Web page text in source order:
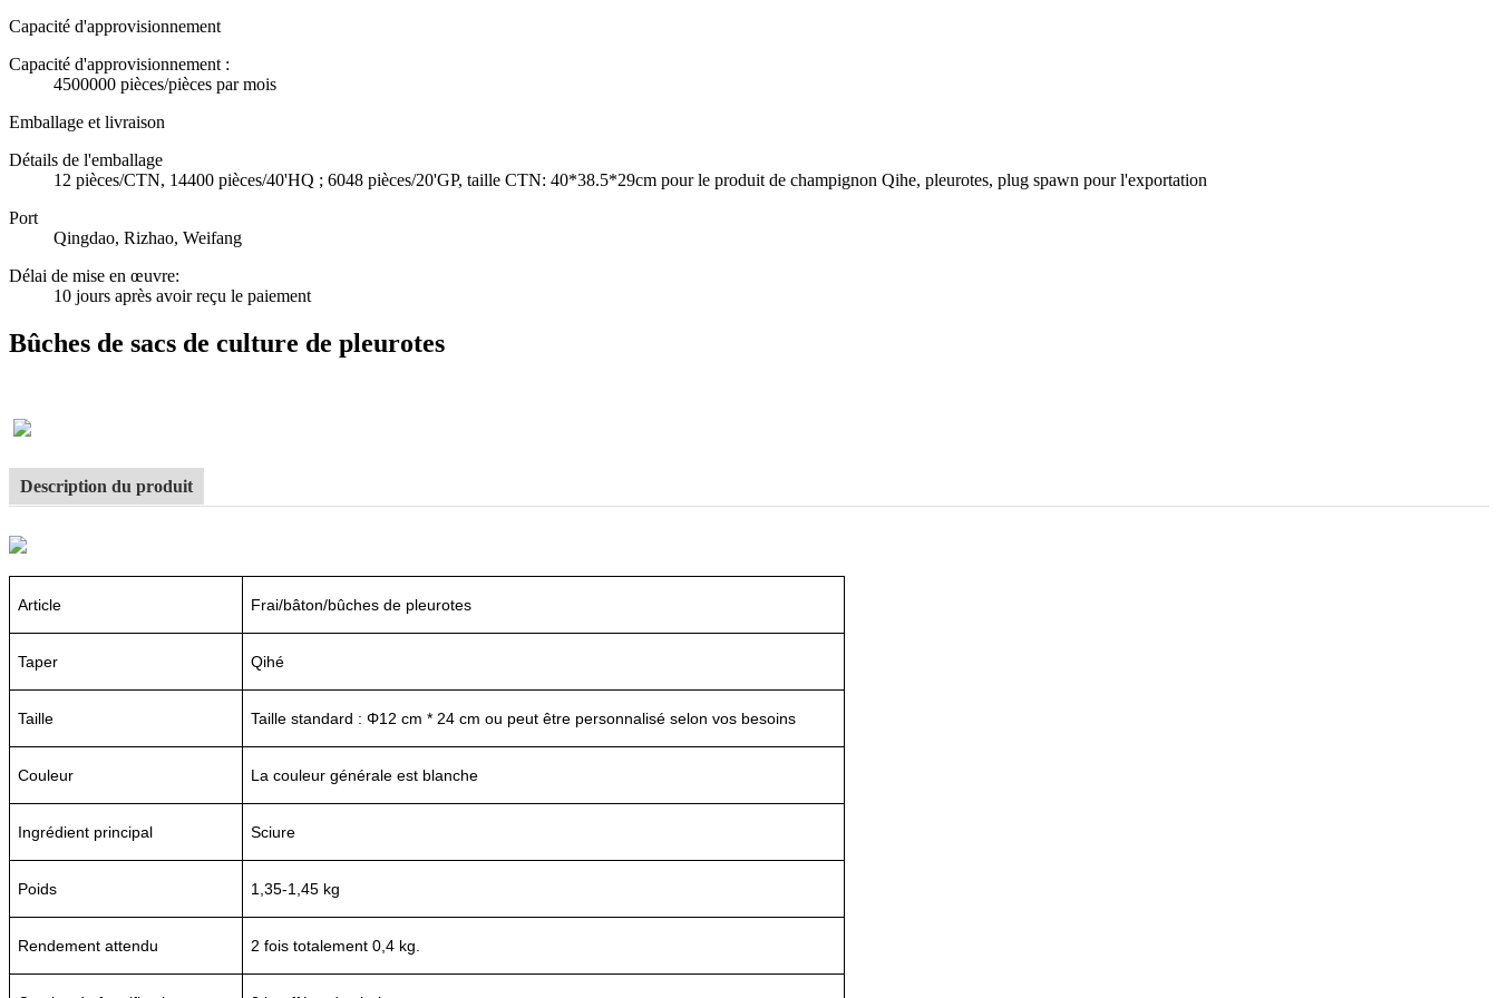
Capacité d'approvisionnement
Capacité d'approvisionnement :
4500000 pièces/pièces par mois
Emballage et livraison
Détails de l'emballage
12 pièces/CTN, 14400 pièces/40'HQ ; 6048 pièces/20'GP, taille CTN: 40*38.5*29cm pour le produit de champignon Qihe, pleurotes, plug spawn pour l'exportation
Port
Qingdao, Rizhao, Weifang
Délai de mise en œuvre:
10 jours après avoir reçu le paiement
Bûches de sacs de culture de pleurotes
Description du produit
Article Frai/bâton/bûches de pleurotes
Taper Qihé
Taille Taille standard : Φ12 cm * 24 cm ou peut être personnalisé selon vos besoins
Couleur La couleur générale est blanche
Ingrédient principal Sciure
Poids 1,35-1,45 kg
Rendement attendu 2 fois totalement 0,4 kg.